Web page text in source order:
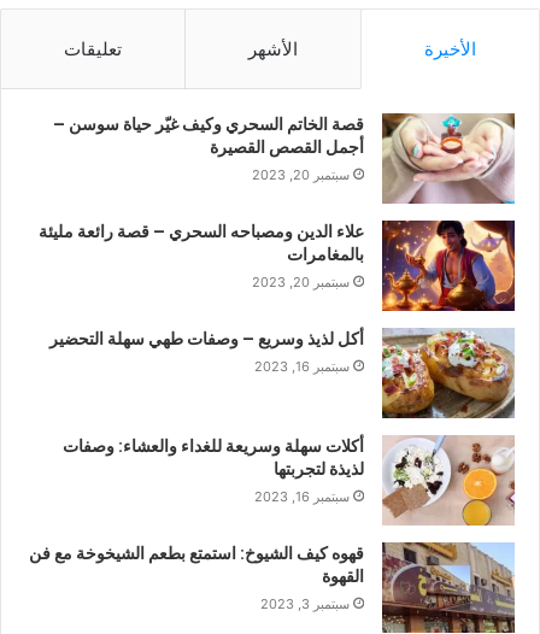
الأخيرة الأشهر تعليقات
قصة الخاتم السحري وكيف غيّر حياة سوسن –
أجمل القصص القصيرة
سبتمبر 20, 2023
علاء الدين ومصباحه السحري – قصة رائعة مليئة
بالمغامرات
سبتمبر 20, 2023
أكل لذيذ وسريع – وصفات طهي سهلة التحضير
سبتمبر 16, 2023
أكلات سهلة وسريعة للغداء والعشاء: وصفات
لذيذة لتجربتها
سبتمبر 16, 2023
قهوه كيف الشيوخ: استمتع بطعم الشيخوخة مع فن
القهوة
سبتمبر 3, 2023